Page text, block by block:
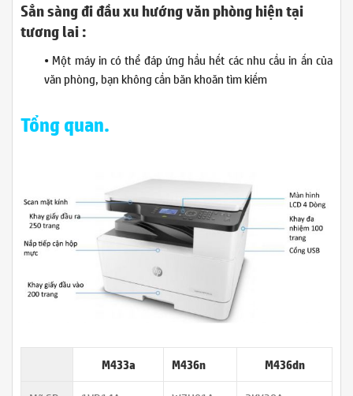
Sẳn sàng đi đầu xu hướng văn phòng hiện tại
tương lai :
• Một máy in có thể đáp ứng hầu hết các nhu cầu in ấn của
văn phòng, bạn không cần băn khoăn tìm kiếm
Tổng quan.
M433a M436n
M436dn